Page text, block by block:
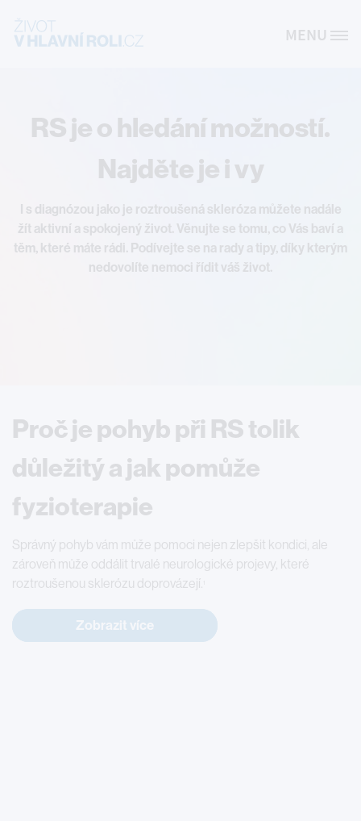
Site Logo MENU
RS je o hledání možností.
Najděte je i vy
I s diagnózou jako je roztroušená skleróza můžete nadále
žít aktivní a spokojený život. Věnujte se tomu, co Vás baví a
těm, které máte rádi. Podívejte se na rady a tipy, díky kterým
nedovolíte nemoci řídit váš život.
Proč je pohyb při RS tolik
důležitý a jak pomůže
fyzioterapie
Správný pohyb vám může pomoci nejen zlepšit kondici, ale
zároveň může oddálit trvalé neurologické projevy, které
roztroušenou sklerózu doprovázejí.
Zobrazit více